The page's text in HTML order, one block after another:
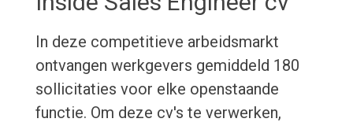
In deze competitieve arbeidsmarkt
ontvangen werkgevers gemiddeld 180
sollicitaties voor elke openstaande
functie. Om deze cv's te verwerken,